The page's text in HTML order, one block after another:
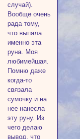
случай).
Вообще очень
рада тому,
что выпала
именно эта
руна. Моя
любимейшая.
Помню даже
когда-то
связала
сумочку и на
нее нанесла
эту руну. Из
чего делаю
вывод, что